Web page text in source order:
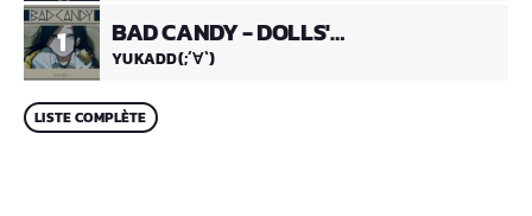
1
BAD CANDY - DOLLS'
FRONTLINE OP
YUKADD(;´∀`)
LISTE COMPLÈTE